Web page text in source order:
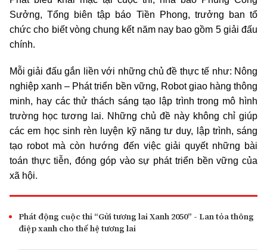
Sưởng, Tổng biên tập báo Tiền Phong, trưởng ban tổ
chức cho biết vòng chung kết năm nay bao gồm 5 giải đấu
chính.
Mỗi giải đấu gắn liền với những chủ đề thực tế như: Nông
nghiệp xanh – Phát triển bền vững, Robot giao hàng thông
minh, hay các thử thách sáng tạo lập trình trong mô hình
trường học tương lai. Những chủ đề này không chỉ giúp
các em học sinh rèn luyện kỹ năng tư duy, lập trình, sáng
tạo robot mà còn hướng đến việc giải quyết những bài
toán thực tiễn, đóng góp vào sự phát triển bền vững của
xã hội.
Phát động cuộc thi “Gửi tương lai Xanh 2050” - Lan tỏa thông
điệp xanh cho thế hệ tương lai